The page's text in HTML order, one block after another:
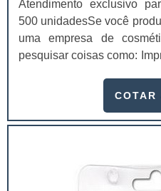
Atendimento exclusivo
500 unidadesSe você
uma empresa de
pesquisar coisas como:
um investimento
extremamente
COTAR